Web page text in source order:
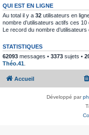
QUI EST EN LIGNE
Au total il y a 32 utilisateurs en
nombre d’utilisateurs actifs ces
Le record du nombre d’utilisateurs
STATISTIQUES
62093 messages • 3373 sujets •
Théo.41
Accueil
Développé par